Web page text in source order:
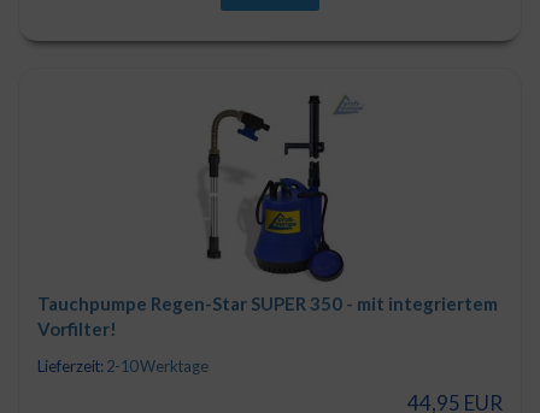
Tauchpumpe Regen-Star SUPER 350 - mit integriertem
Vorfilter!
Lieferzeit: 2-10 Werktage
44,95 EUR